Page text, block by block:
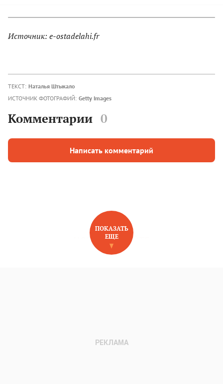
Источник: e-ostadelahi.fr
ТЕКСТ: Наталья Штыкало
ИСТОЧНИК ФОТОГРАФИЙ: Getty Images
Комментарии 0
Написать комментарий
НОВОЕ НА САЙТЕ
ПОКАЗАТЬ
ЕЩЕ